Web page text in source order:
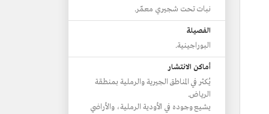
نبات تحت شجيري معمّر.
الفصيلة
البوراجينية.
أماكن الانتشار
يُكثر في المناطق الجيرية والرملية بمنطقة
الرياض.
يشيع وجوده في الأودية الرملية، والأراضي